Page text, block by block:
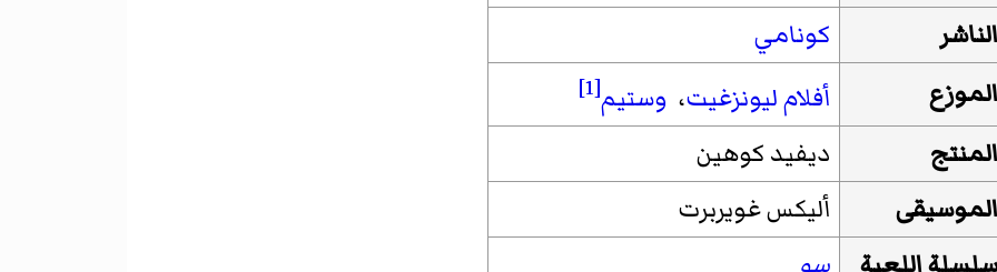
الناشر
كونامي
الموزع
أفلام ليونزغيت، وستيم[1]
المنتج
ديفيد كوهين
الموسيقى
أليكس غويربرت